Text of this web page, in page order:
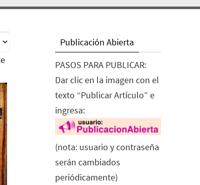
Publicación Abierta
PASOS PARA PUBLICAR:
Dar clic en la imagen con el
texto “Publicar Artículo” e
ingresa:
(nota: usuario y contraseña
serán cambiados
periódicamente)